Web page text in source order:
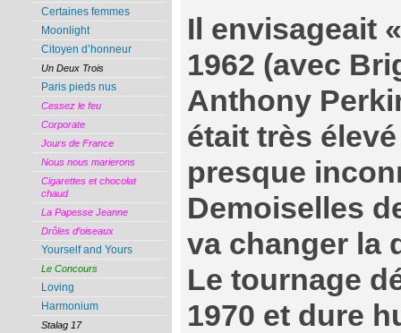
Il envisageait
1962 (avec
Anthony
était très
presque
Demoiselles
va changer la
Le tournage
1970 et dure
Certaines femmes
Moonlight
Citoyen d’honneur
Un Deux Trois
Paris pieds nus
Cessez le feu
Corporate
Jours de France
Nous nous marierons
Cigarettes et chocolat
chaud
La Papesse Jeanne
Drôles d’oiseaux
Yourself and Yours
Le Concours
Loving
Harmonium
Stalag 17